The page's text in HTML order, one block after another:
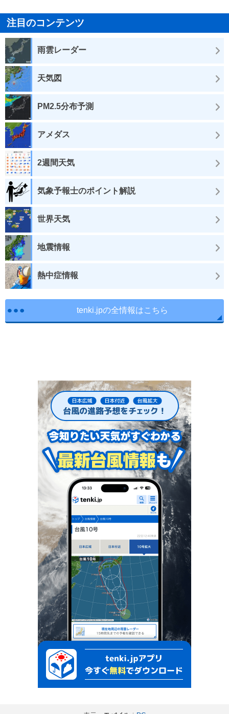
注目のコンテンツ
雨雲レーダー
天気図
PM2.5分布予測
アメダス
2週間天気
気象予報士のポイント解説
世界天気
地震情報
熱中症情報
tenki.jpの全情報はこちら